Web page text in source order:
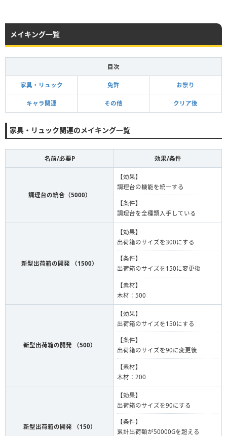
メイキング一覧
目次
家具・リュック 免許 お祭り
キャラ関連 その他 クリア後
家具・リュック関連のメイキング一覧
名前/必要P 効果/条件
調理台の統合（5000）
【効果】
調理台の機能を統一する
【条件】
調理台を全種類入手している
新型出荷箱の開発 （1500）
【効果】
出荷箱のサイズを300にする
【条件】
出荷箱のサイズを150に変更後
【素材】
木材：500
新型出荷箱の開発 （500）
【効果】
出荷箱のサイズを150にする
【条件】
出荷箱のサイズを90に変更後
【素材】
木材：200
新型出荷箱の開発 （150）
【効果】
出荷箱のサイズを90にする
【条件】
累計出荷額が50000Gを超える